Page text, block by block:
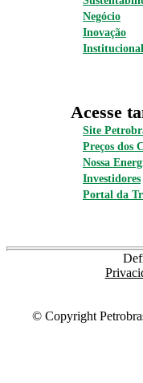
Negócio
Inovação
Institucional
Acesse
Site
Preços dos
Nossa
Investidores
Portal da
© Copyright